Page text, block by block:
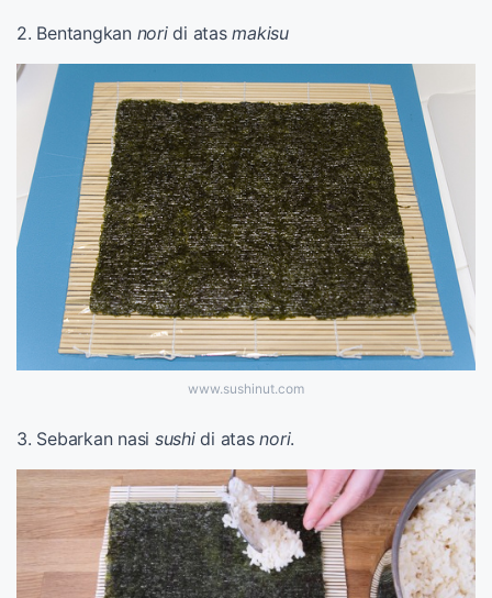
2. Bentangkan noridi atasmakisu
www.sushinut.com
3. Sebarkan nasi sushidi atasnori.